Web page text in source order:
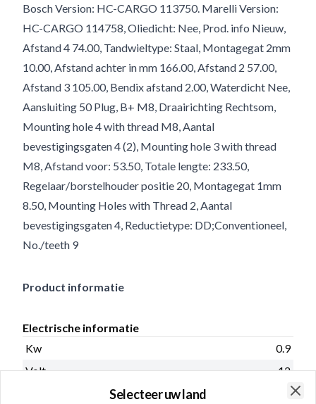
Bosch Version: HC-CARGO 113750. Marelli Version:
HC-CARGO 114758, Oliedicht: Nee, Prod. info Nieuw,
Afstand 4 74.00, Tandwieltype: Staal, Montagegat 2mm
10.00, Afstand achter in mm 166.00, Afstand 2 57.00,
Afstand 3 105.00, Bendix afstand 2.00, Waterdicht Nee,
Aansluiting 50 Plug, B+ M8, Draairichting Rechtsom,
Mounting hole 4 with thread M8, Aantal
bevestigingsgaten 4 (2), Mounting hole 3 with thread
M8, Afstand voor: 53.50, Totale lengte: 233.50,
Regelaar/borstelhouder positie 20, Montagegat 1mm
8.50, Mounting Holes with Thread 2, Aantal
bevestigingsgaten 4, Reductietype: DD;Conventioneel,
No./teeth 9
Product informatie
Electrische informatie
Kw
0.9
Volt
12
Selecteer uw land